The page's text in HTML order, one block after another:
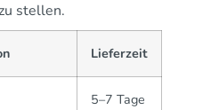
stellen.
Lieferzeit
5–7 Tage